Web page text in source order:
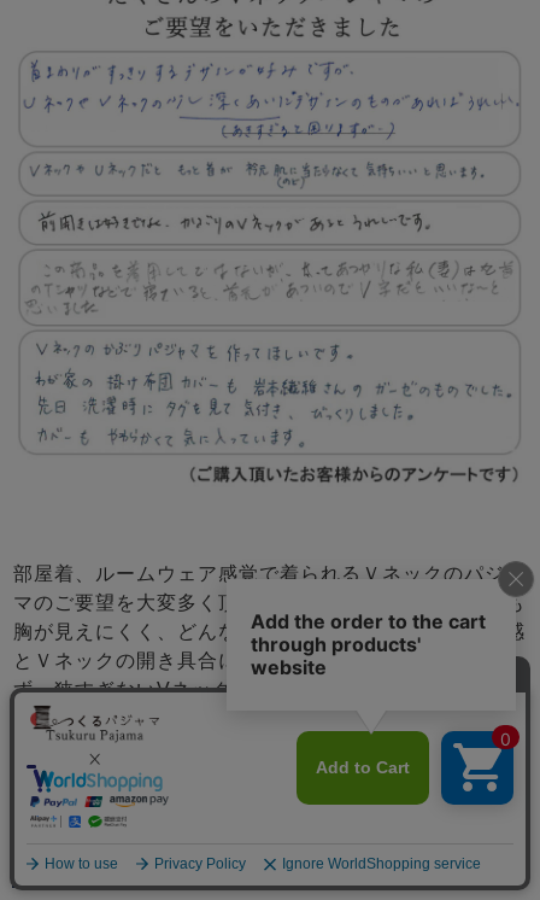
メニュー
部屋着、ルームウェア感覚で着られるＶネックのパジャ
マのご要望を大変多く頂いておりました。しゃがんでも
胸が見えにくく、どんな生地でもかぶりやすいサイズ感
とＶネックの開き具合に大変苦労しました。開きすぎ
ず、狭すぎないVネックで、ほどよいあったかさ。冬の
部屋着を探していらっしゃる方におすすめです。
商品のデザイン
寝返りも楽々。部屋着ぽいすっきりデザイン